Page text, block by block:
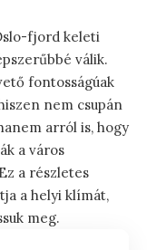
fjord keleti
válik.
fontosságúak
nem csupán
arról is, hogy
a város
a részletes
a helyi klímát,
meg.